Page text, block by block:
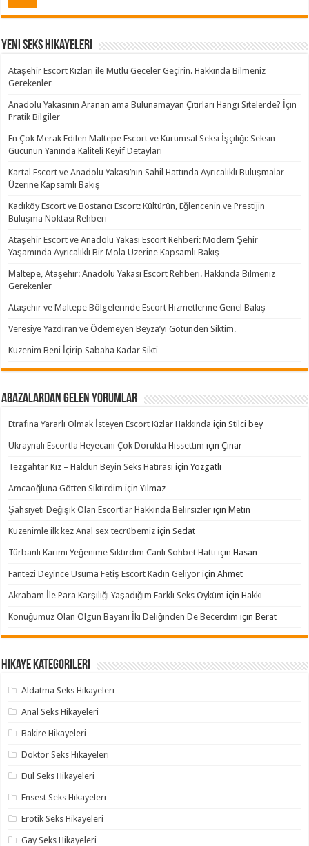
Yeni Seks Hikayeleri
Ataşehir Escort Kızları ile Mutlu Geceler Geçirin. Hakkında Bilmeniz
Gerekenler
Anadolu Yakasının Aranan ama Bulunamayan Çıtırları Hangi Sitelerde? İçin
Pratik Bilgiler
En Çok Merak Edilen Maltepe Escort ve Kurumsal Seksi İşçiliği: Seksin
Gücünün Yanında Kaliteli Keyif Detayları
Kartal Escort ve Anadolu Yakası’nın Sahil Hattında Ayrıcalıklı Buluşmalar
Üzerine Kapsamlı Bakış
Kadıköy Escort ve Bostancı Escort: Kültürün, Eğlencenin ve Prestijin
Buluşma Noktası Rehberi
Ataşehir Escort ve Anadolu Yakası Escort Rehberi: Modern Şehir
Yaşamında Ayrıcalıklı Bir Mola Üzerine Kapsamlı Bakış
Maltepe, Ataşehir: Anadolu Yakası Escort Rehberi. Hakkında Bilmeniz
Gerekenler
Ataşehir ve Maltepe Bölgelerinde Escort Hizmetlerine Genel Bakış
Veresiye Yazdıran ve Ödemeyen Beyza’yı Götünden Siktim.
Kuzenim Beni İçirip Sabaha Kadar Sikti
Abazalardan Gelen Yorumlar
Etrafına Yararlı Olmak İsteyen Escort Kızlar Hakkında içinStilci bey
Ukraynalı Escortla Heyecanı Çok Dorukta Hissettim içinÇınar
Tezgahtar Kız – Haldun Beyin Seks Hatırası içinYozgatlı
Amcaoğluna Götten Siktirdim içinYılmaz
Şahsiyeti Değişik Olan Escortlar Hakkında Belirsizler içinMetin
Kuzenimle ilk kez Anal sex tecrübemiz içinSedat
Türbanlı Karımı Yeğenime Siktirdim Canlı Sohbet Hattı içinHasan
Fantezi Deyince Usuma Fetiş Escort Kadın Geliyor içinAhmet
Akrabam İle Para Karşılığı Yaşadığım Farklı Seks Öyküm içinHakkı
Konuğumuz Olan Olgun Bayanı İki Deliğinden De Becerdim içinBerat
Hikaye Kategorileri
Aldatma Seks Hikayeleri
Anal Seks Hikayeleri
Bakire Hikayeleri
Doktor Seks Hikayeleri
Dul Seks Hikayeleri
Ensest Seks Hikayeleri
Erotik Seks Hikayeleri
Gay Seks Hikayeleri